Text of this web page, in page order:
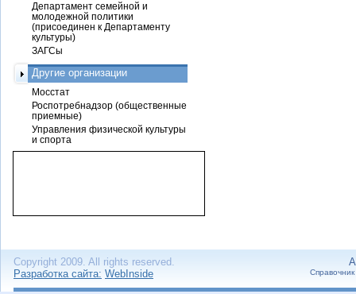
Департамент семейной и
молодежной политики
(присоединен к Департаменту
культуры)
ЗАГСы
Другие организации
Мосстат
Роспотребнадзор (общественные
приемные)
Управления физической культуры
и спорта
Copyright 2009. All rights reserved.
Разработка сайта: WebInside